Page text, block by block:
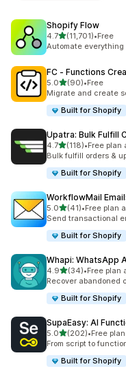
Shopify Flow
4.7เต็ม 5 ดาว
(11,701)
ทั้งหมด 11701 รีวิว
•Free
Automate
FC ‑ Functions
5.0เต็ม 5 ดาว
(90)
ทั้งหมด 90 รีวิว
•Free
Migrate and create
Built for Shopify
Upatra: Bulk Fulfill
4.7เต็ม 5 ดาว
(118)
ทั้งหมด 118 รีวิว
•Free plan
Bulk fulfill orders &
Built for Shopify
WorkflowMail
5.0เต็ม 5 ดาว
(41)
ทั้งหมด 41 รีวิว
•Free plan
Send transactional
Built for Shopify
Whapi: WhatsApp
4.9เต็ม 5 ดาว
(34)
ทั้งหมด 34 รีวิว
•Free plan
Recover abandoned
Built for Shopify
SupaEasy: AI
5.0เต็ม 5 ดาว
(202)
ทั้งหมด 202 รีวิว
•Free
From script to
Built for Shopify